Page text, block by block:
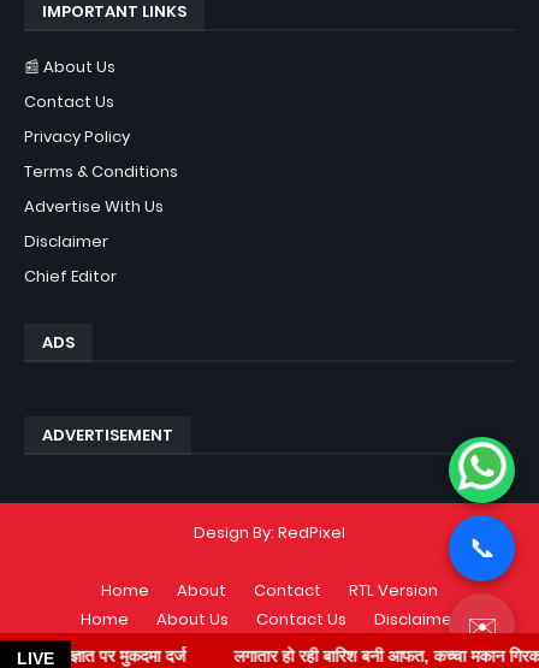
IMPORTANT LINKS
📰 About Us
Contact Us
Privacy Policy
Terms & Conditions
Advertise With Us
Disclaimer
Chief Editor
ADS
LIVE
मुकदमा दर्ज लगातार हो रही बारिश बनी आफत, कच्चा मकान गिरकर हुआ
ADVERTISEMENT
📞
✉️
Design By: RedPixel
Home About Contact
RTL Version
Home
About Us Contact Us
Disclaimer
Privacy Policy
Terms & Conditions